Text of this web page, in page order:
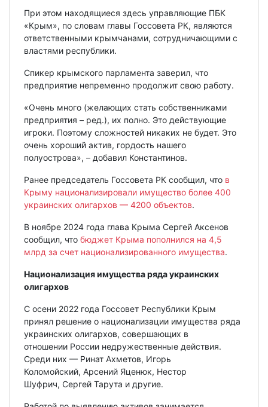
При этом находящиеся здесь управляющие ПБК
«Крым», по словам главы Госсовета РК, являются
ответственными крымчанами, сотрудничающими с
властями республики.
Спикер крымского парламента заверил, что
предприятие непременно продолжит свою работу.
«Очень много (желающих стать собственниками
предприятия – ред.), их полно. Это действующие
игроки. Поэтому сложностей никаких не будет. Это
очень хороший актив, гордость нашего
полуострова», – добавил Константинов.
Ранее председатель Госсовета РК сообщил, что в
Крыму национализировали имущество более 400
украинских олигархов — 4200 объектов.
В ноябре 2024 года глава Крыма Сергей Аксенов
сообщил, что бюджет Крыма пополнился на 4,5
млрд за счет национализированного имущества.
Национализация имущества ряда украинских
олигархов
С осени 2022 года Госсовет Республики Крым
принял решение о национализации имущества ряда
украинских олигархов, совершающих в
отношении России недружественные действия.
Среди них — Ринат Ахметов, Игорь
Коломойский, Арсений Яценюк, Нестор
Шуфрич, Сергей Тарута и другие.